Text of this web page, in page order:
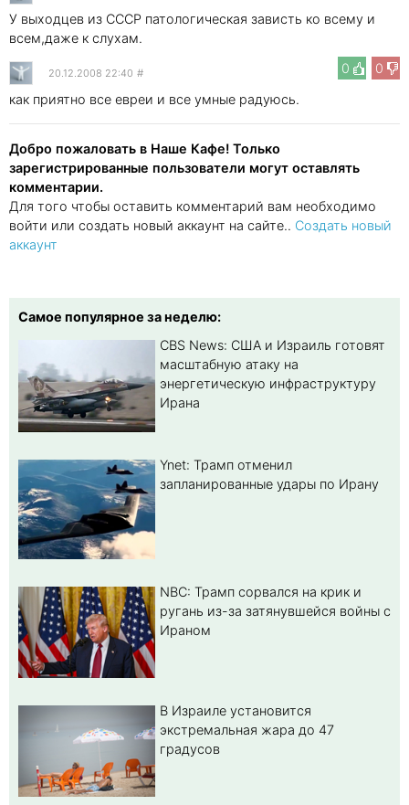
У выходцев из СССР патологическая зависть ко всему и
всем,даже к слухам.
0
0
20.12.2008 22:40 #
как приятно все евреи и все умные радуюсь.
Добро пожаловать в Наше Кафе! Только
зарегистрированные пользователи могут оставлять
комментарии.
Для того чтобы оставить комментарий вам необходимо
войти или создать новый аккаунт на сайте.. Создать новый
аккаунт
Самое популярное за неделю:
CBS News: США и Израиль готовят
масштабную атаку на
энергетическую инфраструктуру
Ирана
Ynet: Трамп отменил
запланированные удары по Ирану
NBC: Трамп сорвался на крик и
ругань из-за затянувшейся войны с
Ираном
В Израиле установится
экстремальная жара до 47
градусов